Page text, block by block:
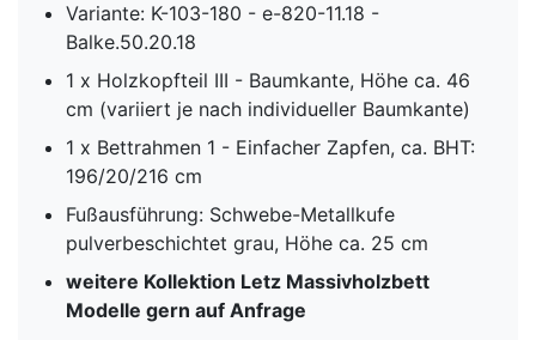
Variante: K-103-180 - e-820-11.18 -
Balke.50.20.18
1 x Holzkopfteil III - Baumkante, Höhe ca. 46
cm (variiert je nach individueller Baumkante)
1 x Bettrahmen 1 - Einfacher Zapfen, ca. BHT:
196/20/216 cm
Fußausführung: Schwebe-Metallkufe
pulverbeschichtet grau, Höhe ca. 25 cm
weitere Kollektion Letz Massivholzbett
Modelle gern auf Anfrage